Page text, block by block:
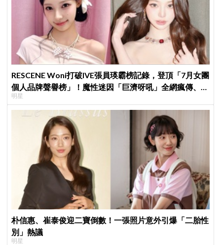
RESCENE Woni打破IVE張員瑛霸榜記錄，登頂「7月女團
個人品牌聲譽榜」！魔性迷因「巨濟呀吼」全網瘋傳、逆
襲Melon第一
明星
朴信惠、崔泰俊迎二寶倒數！一張照片意外引爆「二胎性
別」熱議
明星